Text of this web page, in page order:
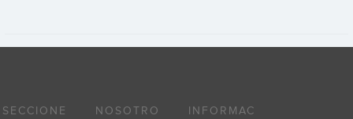
SECCIONE
NOSOTRO
INFORMAC